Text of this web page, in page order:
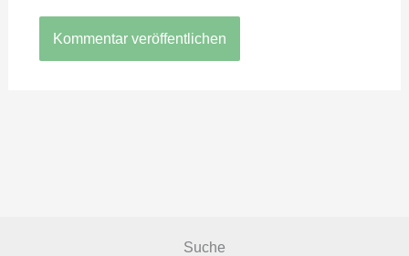
Suche